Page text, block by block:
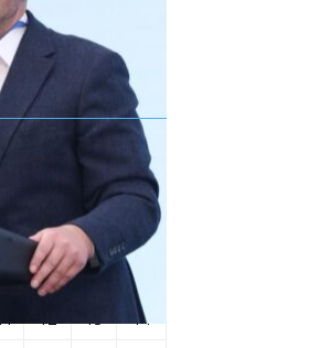
J V S
4 5 6
12 13
14